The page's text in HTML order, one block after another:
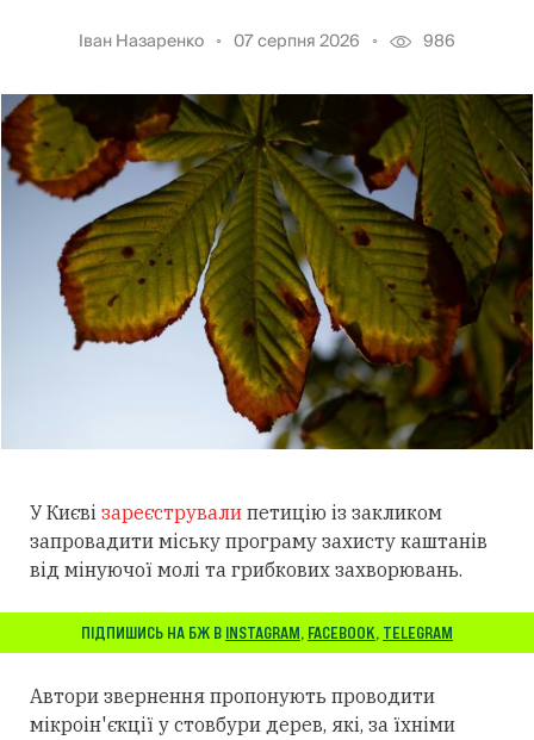
Іван Назаренко 07 серпня 2026 986
У Києві зареєстрували петицію із закликом
запровадити міську програму захисту каштанів
від мінуючої молі та грибкових захворювань.
ПІДПИШИСЬ НА БЖ В INSTAGRAM, FACEBOOK, TELEGRAM
Автори звернення пропонують проводити
мікроін'єкції у стовбури дерев, які, за їхніми